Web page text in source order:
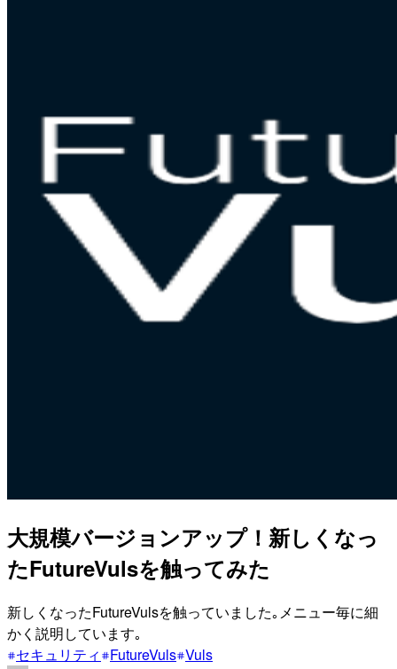
大規模バージョンアップ！新しくなっ
たFutureVulsを触ってみた
新しくなったFutureVulsを触っていました｡メニュー毎に細
かく説明しています｡
セキュリティ
FutureVuls Vuls